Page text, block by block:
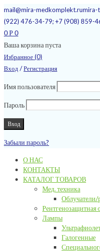
mail@mira-medkomplekt.rumira-
(922) 476-34-79; +7 (908) 859-
0 Р 0
Ваша корзина пуста
Избранное (0)
Вход /Регистрация
Имя пользователя
Пароль
Забыли пароль?
О НАС
КОНТАКТЫ
КАТАЛОГ ТОВАРОВ
Мед. техника
Облучатели/
Рентгенозащитная
Лампы
Галогенные